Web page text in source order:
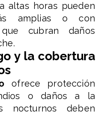
altas horas pueden
amplias o con
cubran daños
y la cobertura
ofrece protección
o daños a la
nocturnos deben